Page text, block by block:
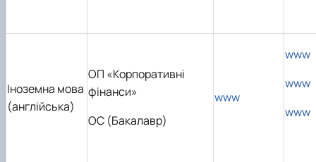
Іноземна мова
(англійська)
ОП «Корпоративні
фінанси»
ОС (Бакалавр)
www
www
www
www